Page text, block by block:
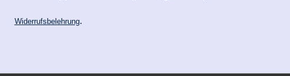
Widerrufsbelehrung.